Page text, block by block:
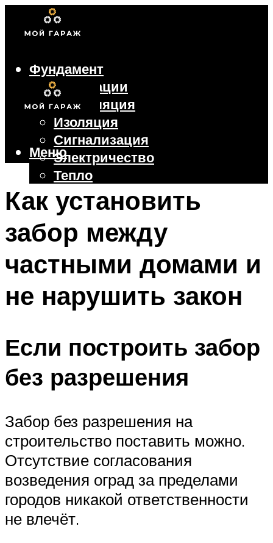
Фундамент
Коммуникации
Вентиляция
Изоляция
Сигнализация
Электричество
Тепло
Крыша
Ворота
Меню
Меню
Как установить
забор между
частными домами и
не нарушить закон
Если построить забор
без разрешения
Забор без разрешения на
строительство поставить можно.
Отсутствие согласования
возведения оград за пределами
городов никакой ответственности
не влечёт.